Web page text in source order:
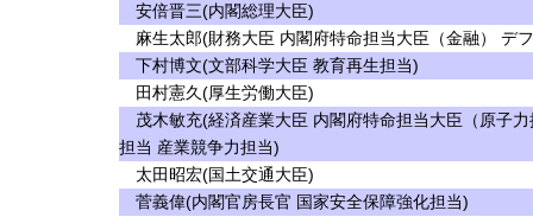
安倍晋三(内閣総理大臣)
麻生太郎(財務大臣 内閣府特命担当大臣（金融） デ
下村博文(文部科学大臣 教育再生担当)
田村憲久(厚生労働大臣)
茂木敏充(経済産業大臣 内閣府特命担当大臣（原子
担当 産業競争力担当)
太田昭宏(国土交通大臣)
菅義偉(内閣官房長官 国家安全保障強化担当)